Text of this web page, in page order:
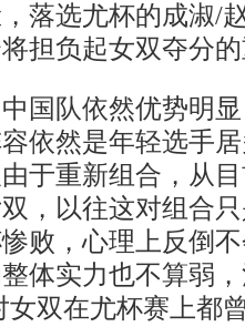
落选尤杯的成淑/
担负起女双夺分
队依然优势明显
依然是年轻选手
于重新组合，从
，以往这对组合
败，心理上反倒
体实力也不算弱
双在尤杯赛上都